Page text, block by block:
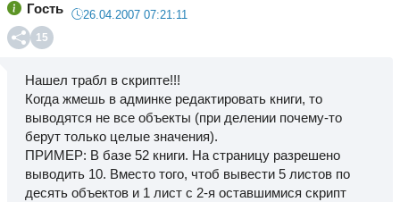
Гость 26.04.2007 07:21:11
15
Нашел трабл в скрипте!!!
Когда жмешь в админке редактировать книги, то
выводятся не все объекты (при делении почему-то
берут только целые значения).
ПРИМЕР: В базе 52 книги. На страницу разрешено
выводить 10. Вместо того, чтоб вывести 5 листов по
десять объектов и 1 лист с 2-я оставшимися скрипт